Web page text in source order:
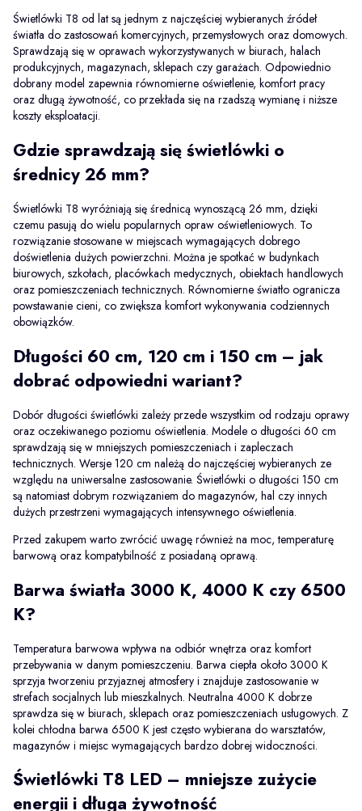
Świetlówki T8 od lat są jednym z najczęściej wybieranych źródeł
światła do zastosowań komercyjnych, przemysłowych oraz domowych.
Sprawdzają się w oprawach wykorzystywanych w biurach, halach
produkcyjnych, magazynach, sklepach czy garażach. Odpowiednio
dobrany model zapewnia równomierne oświetlenie, komfort pracy
oraz długą żywotność, co przekłada się na rzadszą wymianę i niższe
koszty eksploatacji.
Gdzie sprawdzają się świetlówki o
średnicy 26 mm?
Świetlówki T8 wyróżniają się średnicą wynoszącą 26 mm, dzięki
czemu pasują do wielu popularnych opraw oświetleniowych. To
rozwiązanie stosowane w miejscach wymagających dobrego
doświetlenia dużych powierzchni. Można je spotkać w budynkach
biurowych, szkołach, placówkach medycznych, obiektach handlowych
oraz pomieszczeniach technicznych. Równomierne światło ogranicza
powstawanie cieni, co zwiększa komfort wykonywania codziennych
obowiązków.
Długości 60 cm, 120 cm i 150 cm – jak
dobrać odpowiedni wariant?
Dobór długości świetlówki zależy przede wszystkim od rodzaju oprawy
oraz oczekiwanego poziomu oświetlenia. Modele o długości 60 cm
sprawdzają się w mniejszych pomieszczeniach i zapleczach
technicznych. Wersje 120 cm należą do najczęściej wybieranych ze
względu na uniwersalne zastosowanie. Świetlówki o długości 150 cm
są natomiast dobrym rozwiązaniem do magazynów, hal czy innych
dużych przestrzeni wymagających intensywnego oświetlenia.
Przed zakupem warto zwrócić uwagę również na moc, temperaturę
barwową oraz kompatybilność z posiadaną oprawą.
Barwa światła 3000 K, 4000 K czy 6500
K?
Temperatura barwowa wpływa na odbiór wnętrza oraz komfort
przebywania w danym pomieszczeniu. Barwa ciepła około 3000 K
sprzyja tworzeniu przyjaznej atmosfery i znajduje zastosowanie w
strefach socjalnych lub mieszkalnych. Neutralna 4000 K dobrze
sprawdza się w biurach, sklepach oraz pomieszczeniach usługowych. Z
kolei chłodna barwa 6500 K jest często wybierana do warsztatów,
magazynów i miejsc wymagających bardzo dobrej widoczności.
Świetlówki T8 LED – mniejsze zużycie
energii i długa żywotność